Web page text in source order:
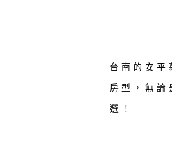
台南的安平
房型，無論
選！